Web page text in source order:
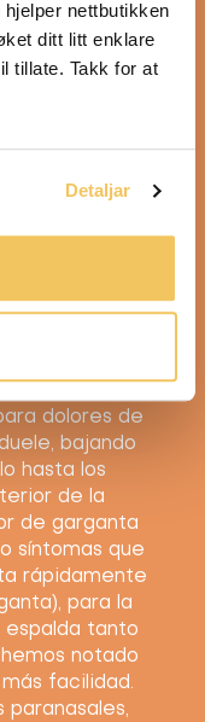
nettbutikken
ditt litt enklare
tillate. Takk for at
Detaljar
uso
dolores de
bajando
hasta los
de la
de garganta
síntomas que
rápidamente
para la
espalda tanto
notado
facilidad.
paranasales,